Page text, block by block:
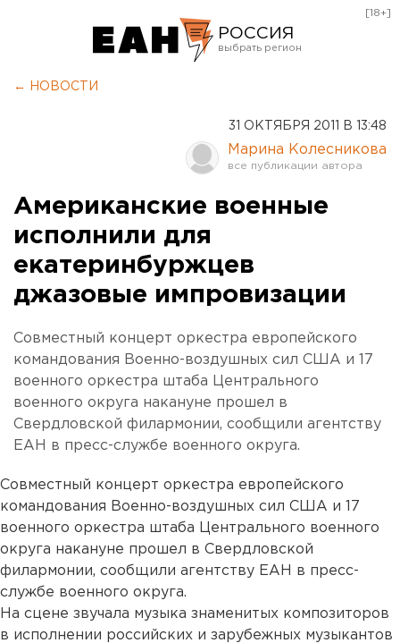
РОССИЯ
Оренбург
[18+]
← НОВОСТИ
31 ОКТЯБРЯ 2011 В 13:48
Марина Колесникова
Американские военные
исполнили для
екатеринбуржцев
джазовые импровизации
Совместный концерт оркестра европейского
командования Военно-воздушных сил США и 17
военного оркестра штаба Центрального
военного округа накануне прошел в
Свердловской филармонии, сообщили агентству
ЕАН в пресс-службе военного округа.
Совместный концерт оркестра европейского
командования Военно-воздушных сил США и 17
военного оркестра штаба Центрального военного
округа накануне прошел в Свердловской
филармонии, сообщили агентству ЕАН в пресс-
службе военного округа.
На сцене звучала музыка знаменитых композиторов
в исполнении российских и зарубежных музыкантов